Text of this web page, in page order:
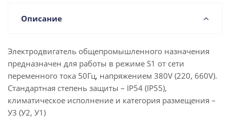
Описание
Электродвигатель общепромышленного назначения
предназначен для работы в режиме S1 от сети
переменного тока 50Гц, напряжением 380V (220, 660V).
Стандартная степень защиты – IP54 (IP55),
климатическое исполнение и категория размещения –
У3 (У2, У1)